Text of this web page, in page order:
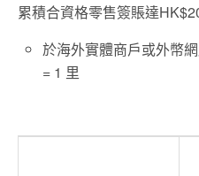
累積合資格零售簽賬達
於海外實體商戶或外幣
= 1 里